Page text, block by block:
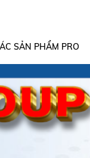
SẢN PHẨM PRO